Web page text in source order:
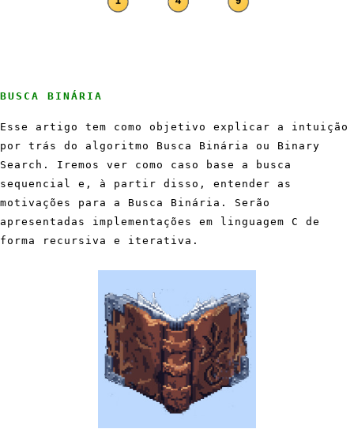
BUSCA BINÁRIA
Esse artigo tem como objetivo explicar a intuição
por trás do algoritmo Busca Binária ou Binary
Search. Iremos ver como caso base a busca
sequencial e, à partir disso, entender as
motivações para a Busca Binária. Serão
apresentadas implementações em linguagem C de
forma recursiva e iterativa.